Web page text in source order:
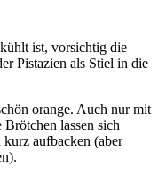
ist, vorsichtig die
Pistazien als Stiel in die
orange. Auch nur mit
lassen sich
aufbacken (aber